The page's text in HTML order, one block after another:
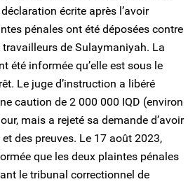
écrite après l’avoir
pénales ont été déposées contre
de Sulaymaniyah. La
été informée qu’elle est sous le
Le juge d’instruction a libéré
caution de 2 000 000 IQD (environ
mais a rejeté sa demande d’avoir
des preuves. Le 17 août 2023,
que les deux plaintes pénales
le tribunal correctionnel de